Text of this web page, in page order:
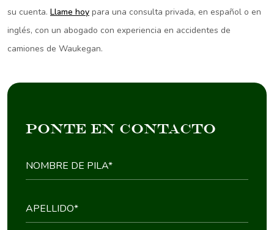
su cuenta. Llame hoy para una consulta privada, en español o en
inglés, con un abogado con experiencia en accidentes de
camiones de Waukegan.
ponte en contacto